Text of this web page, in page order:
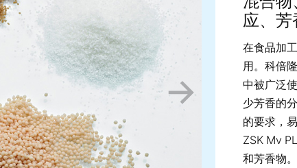
应、
在食品加
用。科倍
中被广泛
少芳香的
的要求，
ZSK Mv
和芳香物。